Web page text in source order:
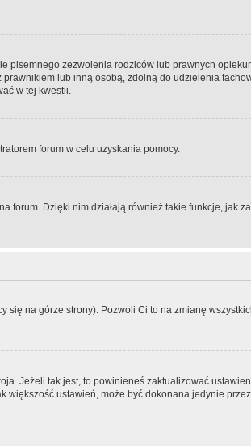
pisemnego zezwolenia rodziców lub prawnych
lub inną osobą, zdolną do udzielenia
w tej kwestii.
forum w celu uzyskania pomocy.
forum. Dzięki nim działają również takie funkcje, jak
się na górze strony). Pozwoli Ci to na zmianę
Jeżeli tak jest, to powinieneś zaktualizować
większość ustawień, może być dokonana jedynie